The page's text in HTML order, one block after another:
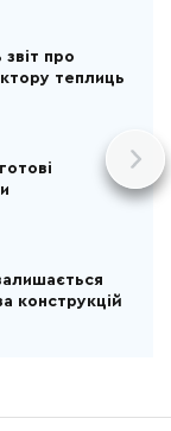
про
теплиць
конструкцій